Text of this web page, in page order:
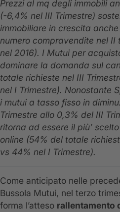
Prezzi al mq degli immobili
(-6,4% nel III Trimestre)
immobiliare in crescita
numero compravendite nel II
nel 2016). I Mutui per
dominare la domanda sul
totale richieste nel III
nel I Trimestre). Nonostante
i mutui a tasso fisso in
Trimestre allo 0,3% del III
ritorna ad essere il più’
online (54% del totale
vs 44% nel I Trimestre).
Come anticipato nelle
Bussola Mutui, nel terzo
forma l’atteso rallentamento